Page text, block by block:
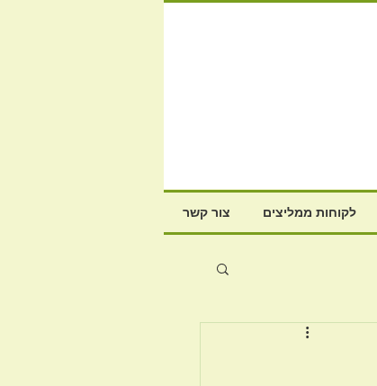
צור קשר לקוחות ממליצים